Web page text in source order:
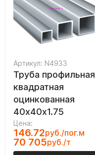
Артикул: N4933
Труба профильная
квадратная
оцинкованная
40х40х1.75
Цена:
146.72руб./пог.м
70 705руб./т